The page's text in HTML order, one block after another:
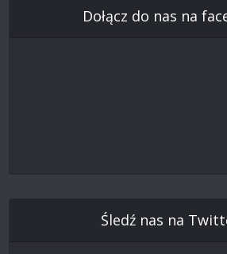
Dołącz do nas na
Śledź nas na